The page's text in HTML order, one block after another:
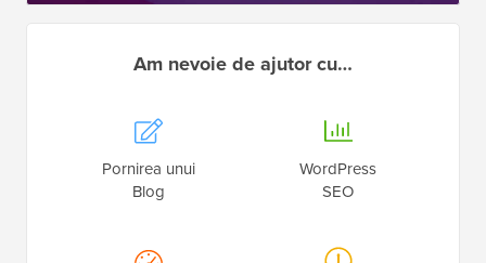
Am nevoie de ajutor cu…
Pornirea unui
Blog
WordPress
SEO